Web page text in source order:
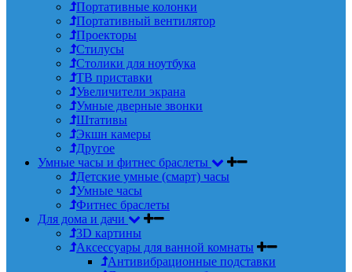
Портативные колонки
Портативный вентилятор
Проекторы
Стилусы
Столики для ноутбука
ТВ приставки
Увеличители экрана
Умные дверные звонки
Штативы
Экшн камеры
Другое
Умные часы и фитнес браслеты
Детские умные (смарт) часы
Умные часы
Фитнес браслеты
Для дома и дачи
3D картины
Аксессуары для ванной комнаты
Антивибрационные подставки